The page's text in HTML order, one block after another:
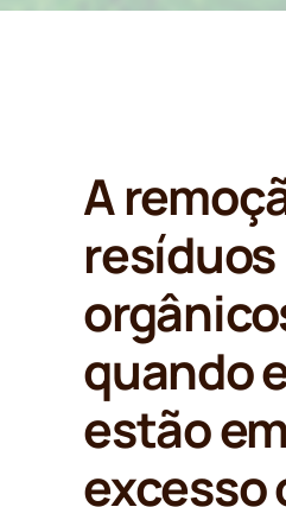
A
resíduos
quando
estão em
excesso